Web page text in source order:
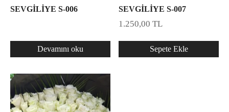
SEVGİLİYE S-006
Devamını oku
SEVGİLİYE S-007
1.250,00 TL
Sepete Ekle